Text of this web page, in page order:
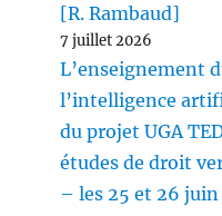
[R. Rambaud]
7 juillet 2026
L’enseignement
l’intelligence
du projet UGA
études de droit
– les 25 et 26